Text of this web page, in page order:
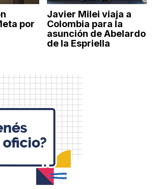
por
Javier Milei viaja a
Colombia para la
asunción de Abelardo
de la Espriella